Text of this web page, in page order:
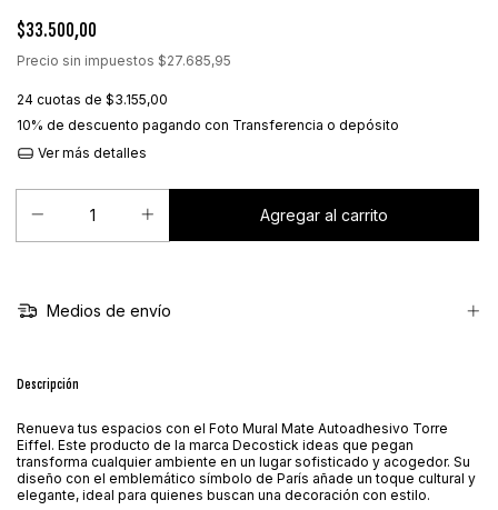
$33.500,00
Precio sin impuestos $27.685,95
24 cuotas de $3.155,00
10% de descuento pagando con Transferencia o depósito
Ver más detalles
Medios de envío
Descripción
Renueva tus espacios con el Foto Mural Mate Autoadhesivo Torre
Eiffel. Este producto de la marca Decostick ideas que pegan
transforma cualquier ambiente en un lugar sofisticado y acogedor. Su
diseño con el emblemático símbolo de París añade un toque cultural y
elegante, ideal para quienes buscan una decoración con estilo.